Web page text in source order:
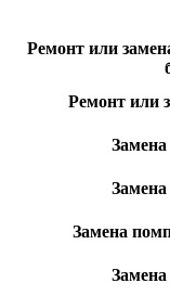
Ремонт или
Ремонт или
Замена